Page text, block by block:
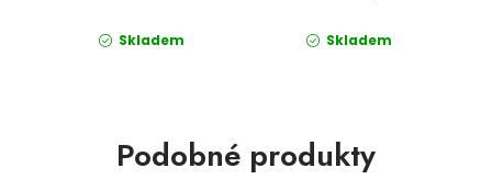
Skladem Skladem
Podobné produkty